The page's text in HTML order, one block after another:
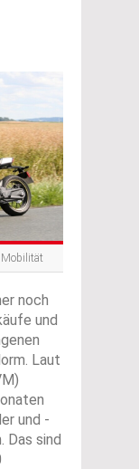
Mobilität
noch
und
Laut
und -
Das sind